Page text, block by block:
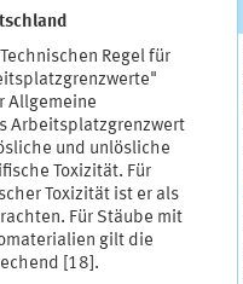
Regel für
Allgemeine
Arbeitsplatzgrenzwert
und unlösliche
Toxizität. Für
Toxizität ist er als
Für Stäube mit
gilt die
[18].